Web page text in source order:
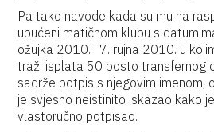
Pa tako navode kada su mu na
upućeni matičnom klubu s
ožujka 2010. i 7. rujna 2010. u
traži isplata 50 posto transfernog
sadrže potpis s njegovim imenom,
je svjesno neistinito iskazao kako
vlastoručno potpisao.